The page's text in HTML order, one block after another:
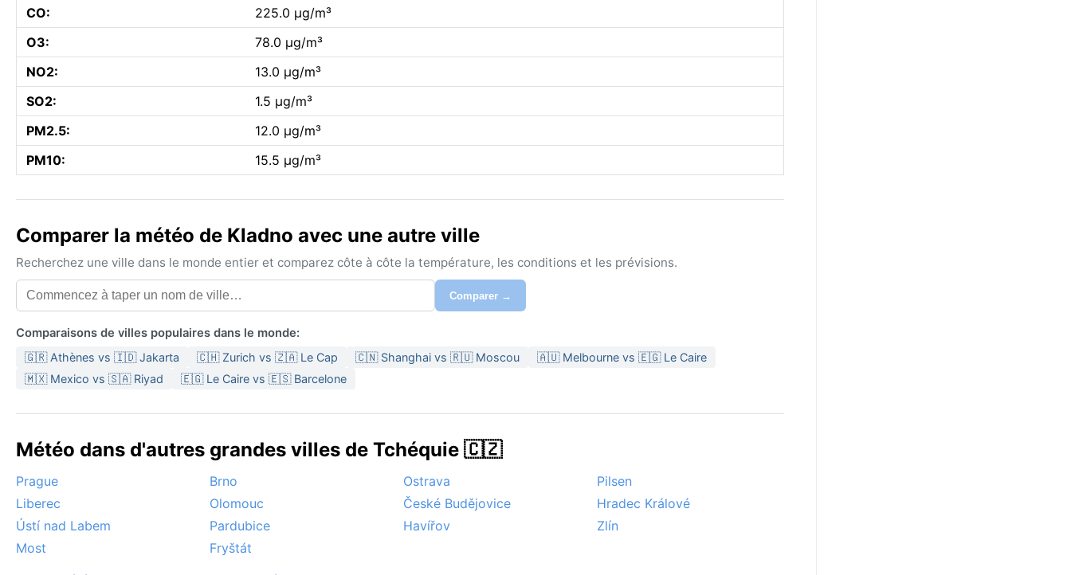
CO:
225.0 µg/m³
O3:
78.0 µg/m³
NO2:
13.0 µg/m³
SO2:
1.5 µg/m³
PM2.5:
12.0 µg/m³
PM10:
15.5 µg/m³
Comparer la météo de Kladno avec une autre ville
Recherchez une ville dans le monde entier et comparez côte à côte la température, les conditions et les prévisions.
Comparer →
Comparaisons de villes populaires dans le monde:
🇬🇷 Athènes vs 🇮🇩 Jakarta 🇨🇭 Zurich vs 🇿🇦 Le Cap 🇨🇳 Shanghai vs 🇷🇺 Moscou
🇦🇺 Melbourne vs 🇪🇬 Le Caire
🇲🇽 Mexico vs 🇸🇦 Riyad
🇪🇬 Le Caire vs 🇪🇸 Barcelone
Météo dans d'autres grandes villes de Tchéquie 🇨🇿
Prague Brno Ostrava
Pilsen
Liberec
Olomouc České Budějovice
Hradec Králové
Ústí nad Labem
Pardubice Havířov
Zlín
Most
Fryštát